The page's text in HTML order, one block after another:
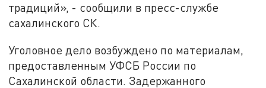
традиций», - сообщили в пресс-службе
сахалинского СК.
Уголовное дело возбуждено по материалам,
предоставленным УФСБ России по
Сахалинской области. Задержанного